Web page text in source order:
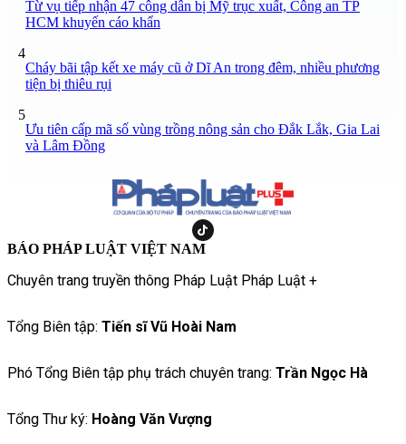
Từ vụ tiếp nhận 47 công dân bị Mỹ trục xuất, Công an TP
HCM khuyến cáo khẩn
4
Cháy bãi tập kết xe máy cũ ở Dĩ An trong đêm, nhiều phương
tiện bị thiêu rụi
5
Ưu tiên cấp mã số vùng trồng nông sản cho Đắk Lắk, Gia Lai
và Lâm Đồng
BÁO PHÁP LUẬT VIỆT NAM
Chuyên trang truyền thông Pháp Luật Pháp Luật +
Tổng Biên tập: Tiến sĩ Vũ Hoài Nam
Phó Tổng Biên tập phụ trách chuyên trang: Trần Ngọc Hà
Tổng Thư ký: Hoàng Văn Vượng